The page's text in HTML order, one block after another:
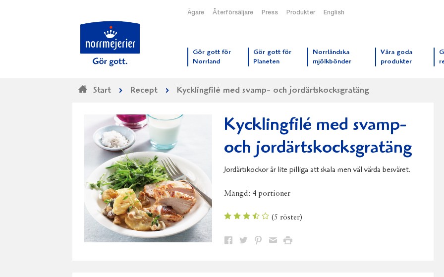
Ägare Återförsäljare Press Produkter English
Gör gott för
Norrland
Gör gott för
Planeten
Norrländska
mjölkbönder
Våra goda
produkter
Start Recept Kycklingfilé med svamp- och jordärtskocksgratäng
Kycklingfilé med svamp-
och jordärtskocksgratäng
Jordärtskockor är lite pilliga att skala men väl värda besväret.
Mängd: 4 portioner
(5 röster)
Dela Dela Dela DelaSkriv